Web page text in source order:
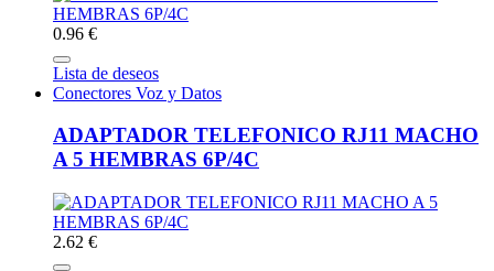
0.96 €
Lista de deseos
Conectores Voz y Datos
ADAPTADOR TELEFONICO RJ11 MACHO
A 5 HEMBRAS 6P/4C
2.62 €